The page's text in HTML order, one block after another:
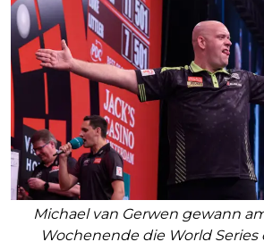
Michael van Gerwen gewann
Wochenende die World Series